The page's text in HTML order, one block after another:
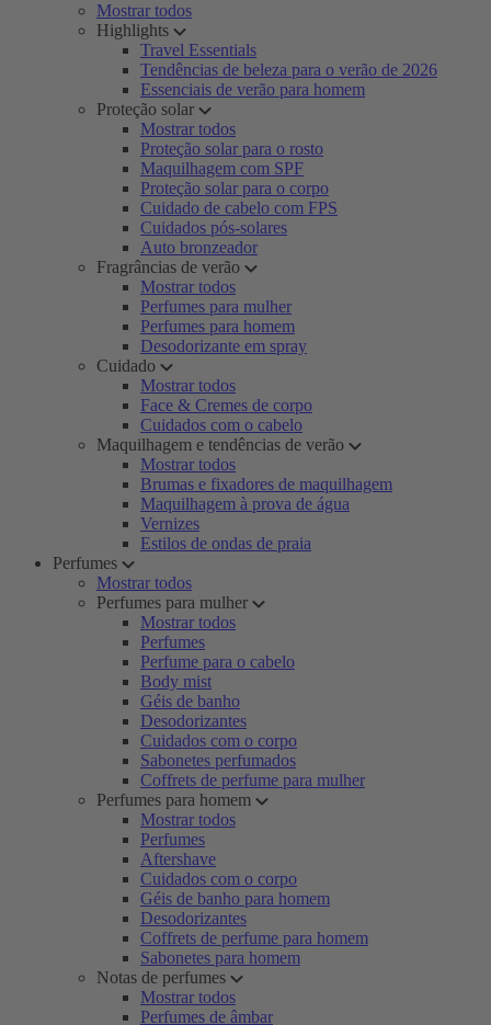
Mostrar todos
Highlights
Travel Essentials
Tendências de beleza para o verão de 2026
Essenciais de verão para homem
Proteção solar
Mostrar todos
Proteção solar para o rosto
Maquilhagem com SPF
Proteção solar para o corpo
Cuidado de cabelo com FPS
Cuidados pós-solares
Auto bronzeador
Fragrâncias de verão
Mostrar todos
Perfumes para mulher
Perfumes para homem
Desodorizante em spray
Cuidado
Mostrar todos
Face & Cremes de corpo
Cuidados com o cabelo
Maquilhagem e tendências de verão
Mostrar todos
Brumas e fixadores de maquilhagem
Maquilhagem à prova de água
Vernizes
Estilos de ondas de praia
Perfumes
Mostrar todos
Perfumes para mulher
Mostrar todos
Perfumes
Perfume para o cabelo
Body mist
Géis de banho
Desodorizantes
Cuidados com o corpo
Sabonetes perfumados
Coffrets de perfume para mulher
Perfumes para homem
Mostrar todos
Perfumes
Aftershave
Cuidados com o corpo
Géis de banho para homem
Desodorizantes
Coffrets de perfume para homem
Sabonetes para homem
Notas de perfumes
Mostrar todos
Perfumes de âmbar